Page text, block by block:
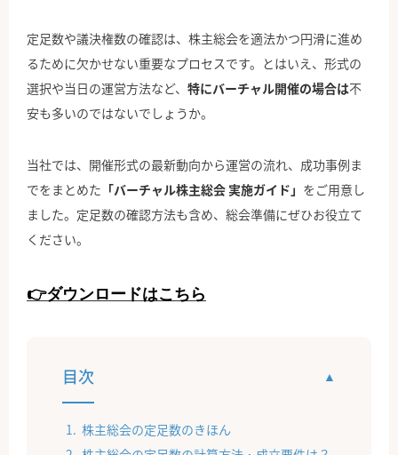
定足数や議決権数の確認は、株主総会を適法かつ円滑に進め
るために欠かせない重要なプロセスです。とはいえ、形式の
選択や当日の運営方法など、 特にバーチャル開催の場合は不
安も多いのではないでしょうか。
当社では、開催形式の最新動向から運営の流れ、成功事例ま
でをまとめた 「バーチャル株主総会 実施ガイド」 をご用意し
ました。定足数の確認方法も含め、総会準備にぜひお役立て
ください。
👉ダウンロードはこちら
目次
株主総会の定足数のきほん